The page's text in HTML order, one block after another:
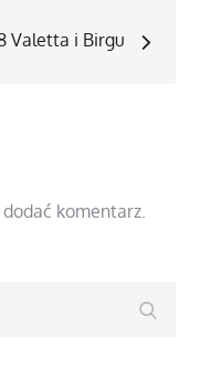
Valetta i Birgu
komentarz.